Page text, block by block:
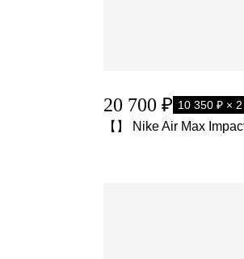
20 700 ₽ 10 350 ₽ × 2
【】 Nike Air Max